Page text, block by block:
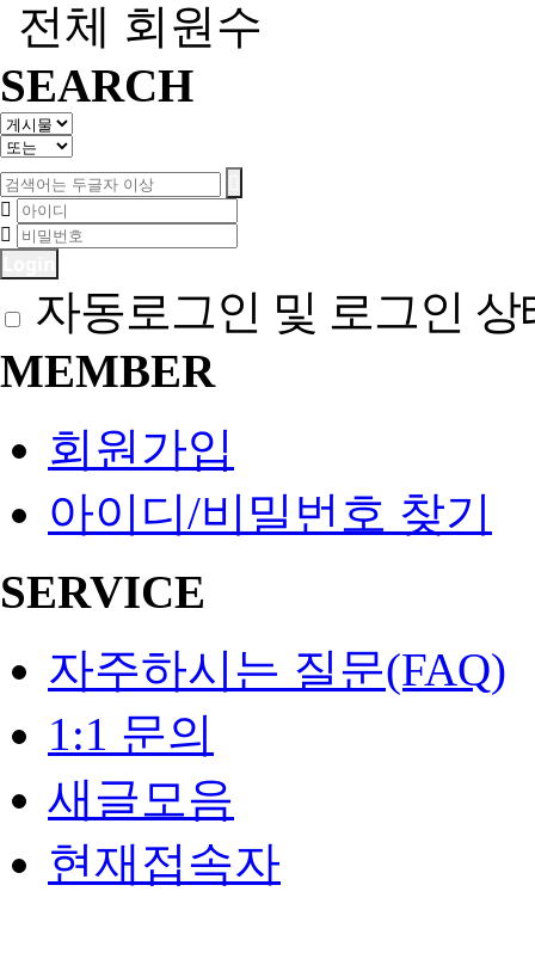
전체 회원수
SEARCH
자동로그인 및 로그인 상
MEMBER
회원가입
아이디/비밀번호 찾기
SERVICE
자주하시는 질문(FAQ)
1:1 문의
새글모음
현재접속자